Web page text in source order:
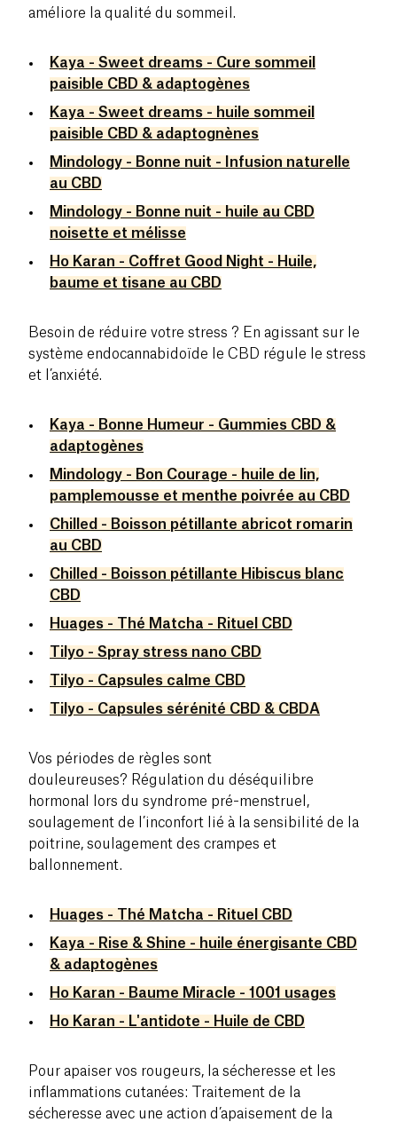
améliore la qualité du sommeil.
Kaya - Sweet dreams - Cure sommeil
paisible CBD & adaptogènes
Kaya - Sweet dreams - huile sommeil
paisible CBD & adaptognènes
Mindology - Bonne nuit - Infusion naturelle
au CBD
Mindology - Bonne nuit - huile au CBD
noisette et mélisse
Ho Karan - Coffret Good Night - Huile,
baume et tisane au CBD
Besoin de réduire votre stress ? En agissant sur le
système endocannabidoïde le CBD régule le stress
et l’anxiété.
Kaya - Bonne Humeur - Gummies CBD &
adaptogènes
Mindology - Bon Courage - huile de lin,
pamplemousse et menthe poivrée au CBD
Chilled - Boisson pétillante abricot romarin
au CBD
Chilled - Boisson pétillante Hibiscus blanc
CBD
Huages - Thé Matcha - Rituel CBD
Tilyo - Spray stress nano CBD
Tilyo - Capsules calme CBD
Tilyo - Capsules sérénité CBD & CBDA
Vos périodes de règles sont
douleureuses? Régulation du déséquilibre
hormonal lors du syndrome pré-menstruel,
soulagement de l’inconfort lié à la sensibilité de la
poitrine, soulagement des crampes et
ballonnement.
Huages - Thé Matcha - Rituel CBD
Kaya - Rise & Shine - huile énergisante CBD
& adaptogènes
Ho Karan - Baume Miracle - 1001 usages
Ho Karan - L'antidote - Huile de CBD
Pour apaiser vos rougeurs, la sécheresse et les
inflammations cutanées: Traitement de la
sécheresse avec une action d’apaisement de la